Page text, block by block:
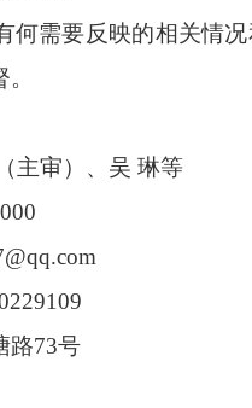
何需要反映的相关情
主审）、吴 琳等
路73号